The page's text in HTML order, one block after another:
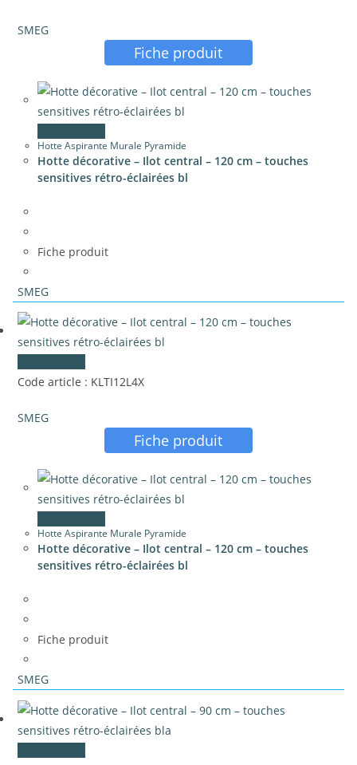
SMEG
Fiche produit
Hotte Aspirante Murale Pyramide
Hotte décorative – Ilot central – 120 cm – touches
sensitives rétro-éclairées bl
Fiche produit
SMEG
Code article : KLTI12L4X
SMEG
Fiche produit
Hotte Aspirante Murale Pyramide
Hotte décorative – Ilot central – 120 cm – touches
sensitives rétro-éclairées bl
Fiche produit
SMEG